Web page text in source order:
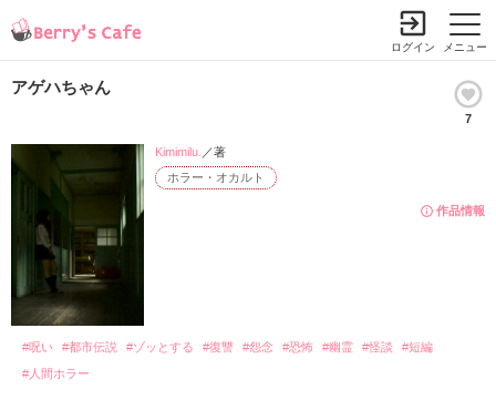
メニュー
ログイン
アゲハちゃん
7
作品情報
ホラー・オカルト
Kimimilu. ／著
#呪い #都市伝説 #ゾッとする #復讐 #怨念 #恐怖 #幽霊 #怪談
#短編
#人間ホラー